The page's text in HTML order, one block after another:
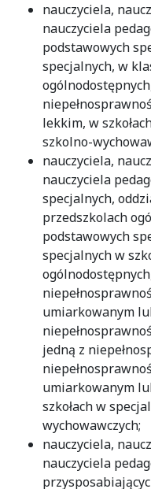
nauczyciela,
nauczyciela
podstawowych
specjalnych, w
lekkim, w
szkolno-
nauczyciela,
nauczyciela
specjalnych,
przedszkolach
podstawowych
specjalnych w
umiarkowanym
jedną z
umiarkowanym
szkołach w
wychowawczych;
nauczyciela,
nauczyciela